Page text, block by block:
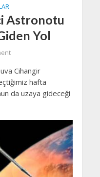
Astronotu
Yol
Cihangir
hafta
da uzaya gideceği